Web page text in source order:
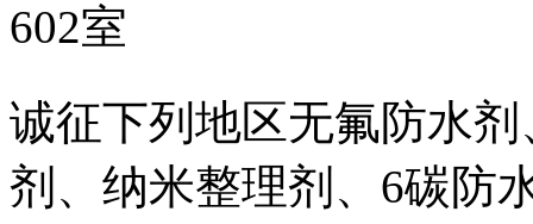
602室
诚征下列地区无氟防水
剂、纳米整理剂、6碳防